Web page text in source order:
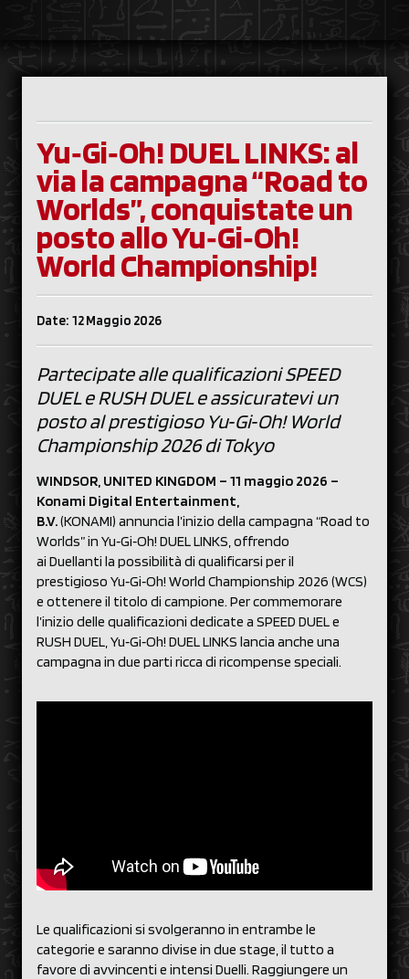
Yu‑Gi‑Oh! DUEL LINKS: al
via la campagna “Road to
Worlds”, conquistate un
posto allo Yu‑Gi‑Oh!
World Championship!
Date: 12 Maggio 2026
Partecipate alle qualificazioni SPEED
DUEL e RUSH DUEL e assicuratevi un
posto al prestigioso Yu‑Gi‑Oh! World
Championship 2026 di Tokyo
WINDSOR, UNITED KINGDOM – 11 maggio 2026 –
Konami Digital Entertainment,
B.V.(KONAMI) annuncia l’inizio della campagna “Road to
Worlds” in Yu‑Gi‑Oh! DUEL LINKS, offrendo
ai Duellanti la possibilità di qualificarsi per il
prestigioso Yu‑Gi‑Oh! World Championship 2026 (WCS)
e ottenere il titolo di campione. Per commemorare
l’inizio delle qualificazioni dedicate a SPEED DUEL e
RUSH DUEL, Yu‑Gi‑Oh! DUEL LINKS lancia anche una
campagna in due parti ricca di ricompense speciali.
Le qualificazioni si svolgeranno in entrambe le
categorie e saranno divise in due stage, il tutto a
favore di avvincenti e intensi Duelli. Raggiungere un